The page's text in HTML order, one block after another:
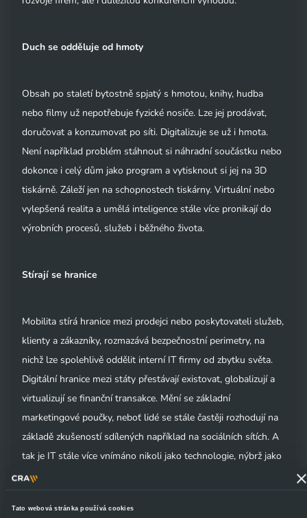
Tato webová stránka používá cookies
Duch se odděluje od hmoty
Obsah po staletí bytostně spjatý s hmotou, knihy, hudba
nebo filmy už nepotřebuje fyzické nosiče. Lze jej prodávat,
doručovat a konzumovat po síti. Digitalizuje se už i hmota.
Není například problém stáhnout si náhradní součástku nebo
dokonce i celý dům jako program a vytisknout si jej na 3D
tiskárně. Záleží jen na schopnostech tiskárny. Virtuální nebo
vylepšená realita a umělá inteligence stále více pronikají do
výrobních procesů, služeb i běžného života.
Stírají se hranice
Mobilita stírá hranice mezi prodejci nebo poskytovateli služeb,
klienty a zákazníky, rozmazává bezpečnostní perimetry, na
nichž lze spolehlivě oddělit interní IT firmy od zbytku světa.
Digitální hranice mezi státy přestávají existovat, globalizují a
virtualizují se finanční transakce. Mění se základní
marketingové poučky, neboť lidé se stále častěji rozhodují na
základě zkušeností sdílených například na sociálních sítích. A
tak je IT stále více vnímáno nikoli jako technologie, nýbrž jako
služba. Jsme na to opravdu připraveni? Nejen technologicky,